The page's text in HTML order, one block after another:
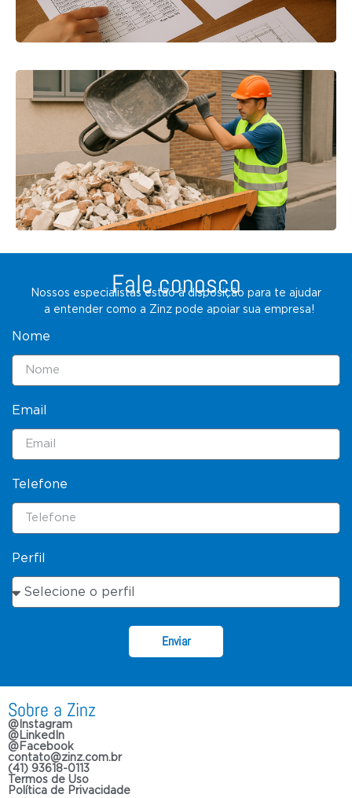
Fale conosco
Nossos especialistas estão à disposição para te ajudar
a entender como a Zinz pode apoiar sua empresa!
Nome
Email
Telefone
Perfil
Enviar
Sobre a Zinz
@Instagram
@LinkedIn
@Facebook
contato@zinz.com.br
(41) 93618-0113
Termos de Uso
Política de Privacidade